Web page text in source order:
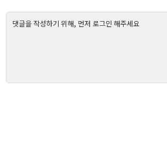
댓글을 작성하기 위해, 먼저 로그인 해주세요